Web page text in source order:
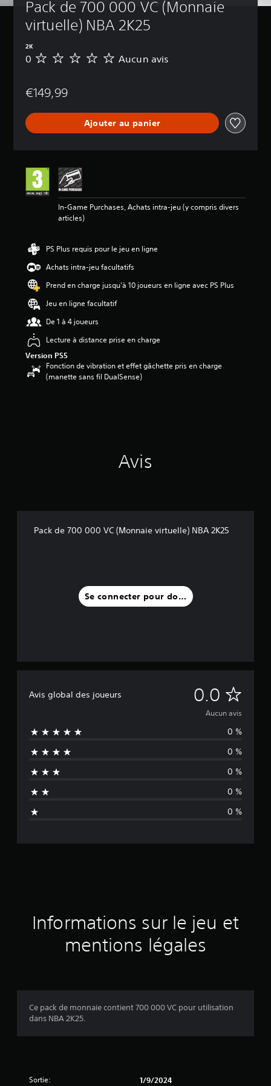
Pack de 700 000 VC (Monnaie
virtuelle) NBA 2K25
2K
A
u
a
v
0 Aucun avis
€149,99
Ajouter au panier
In-Game Purchases, Achats intra-jeu (y compris divers
articles)
PS Plus requis pour le jeu en ligne
Achats intra-jeu facultatifs
Prend en charge jusqu'à 10 joueurs en ligne avec PS Plus
Jeu en ligne facultatif
De 1 à 4 joueurs
Lecture à distance prise en charge
Version PS5
Fonction de vibration et effet gâchette pris en charge
(manette sans fil DualSense)
Avis
Pack de 700 000 VC (Monnaie virtuelle) NBA 2K25
Se connecter pour donner un avis
Avis global des joueurs 0.0 A
u
c
u
n
a
i
Aucun avis
0 %
0 %
0 %
0 %
0 %
Informations sur le jeu et
mentions légales
Ce pack de monnaie contient 700 000 VC pour utilisation
dans NBA 2K25.
Sortie: 1/9/2024